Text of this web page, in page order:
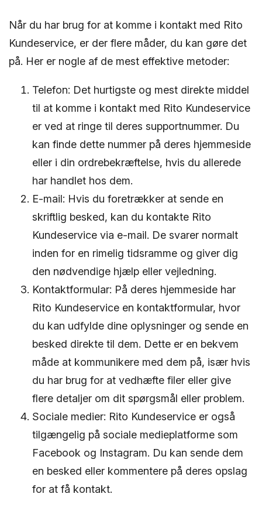
Når du har brug for at komme i kontakt med Rito
Kundeservice, er der flere måder, du kan gøre det
på. Her er nogle af de mest effektive metoder:
Telefon: Det hurtigste og mest direkte middel
til at komme i kontakt med Rito Kundeservice
er ved at ringe til deres supportnummer. Du
kan finde dette nummer på deres hjemmeside
eller i din ordrebekræftelse, hvis du allerede
har handlet hos dem.
E-mail: Hvis du foretrækker at sende en
skriftlig besked, kan du kontakte Rito
Kundeservice via e-mail. De svarer normalt
inden for en rimelig tidsramme og giver dig
den nødvendige hjælp eller vejledning.
Kontaktformular: På deres hjemmeside har
Rito Kundeservice en kontaktformular, hvor
du kan udfylde dine oplysninger og sende en
besked direkte til dem. Dette er en bekvem
måde at kommunikere med dem på, især hvis
du har brug for at vedhæfte filer eller give
flere detaljer om dit spørgsmål eller problem.
Sociale medier: Rito Kundeservice er også
tilgængelig på sociale medieplatforme som
Facebook og Instagram. Du kan sende dem
en besked eller kommentere på deres opslag
for at få kontakt.